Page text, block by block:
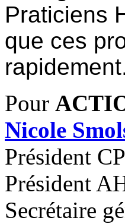
Praticiens
que ces
Pour
Nicole
Président
Président
Secrétaire